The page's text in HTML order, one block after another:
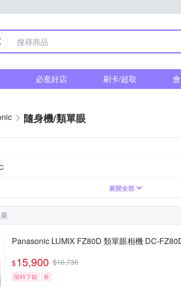
必逛好店 刷卡/超取
隨身機/類單眼
展開全部
Panasonic LUMIX FZ80D 類單眼相機 DC-
$15,900 $16,736
限時下殺 券